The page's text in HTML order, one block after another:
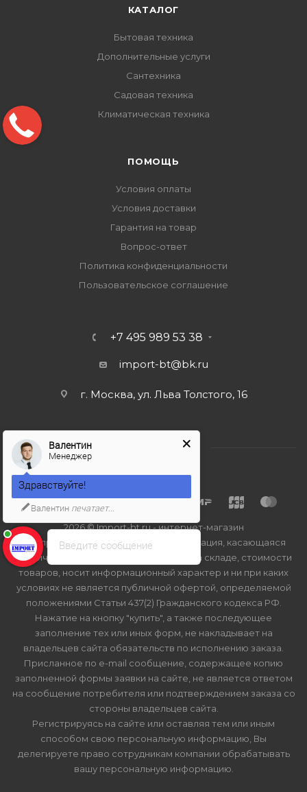
КАТАЛОГ
Бытовая техника
Дополнительные услуги
Сантехника
Садовая техника
Климатическая техника
ПОМОЩЬ
Условия оплаты
Условия доставки
Гарантия на товар
Вопрос-ответ
Политика конфиденциальности
Пользовательское соглашение
+7 495 989 53 38
import-bt@bk.ru
г. Москва, ул. Льва Толстого, 16
2026 © Import-bt.ru - интернет-магазин
Вся представленная на сайте информация, касающаяся
технических характеристик, наличия на складе, стоимости
товаров, носит информационный характер и ни при каких
условиях не является публичной офертой, определяемой
положениями Статьи 437(2) Гражданского кодекса РФ.
Нажатие на кнопку "купить", а также последующее
заполнение тех или иных форм, не накладывает на
владельцев сайта обязательств по исполнению заказа.
Присланное по e-mail сообщение, содержащее копию
заполненной формы заявки на сайте, не является ответом
на сообщение потребителя или подтверждением заказа со
стороны владельцев сайта.
Регистрируясь на сайте или оставляя тем или иным
способом свою персональную информацию, Вы
делегируете право сотрудникам компании обрабатывать
вашу персональную информацию.
Введите сообщение
Валентин
Менеджер
Здравствуйте!
Валентин печатает...